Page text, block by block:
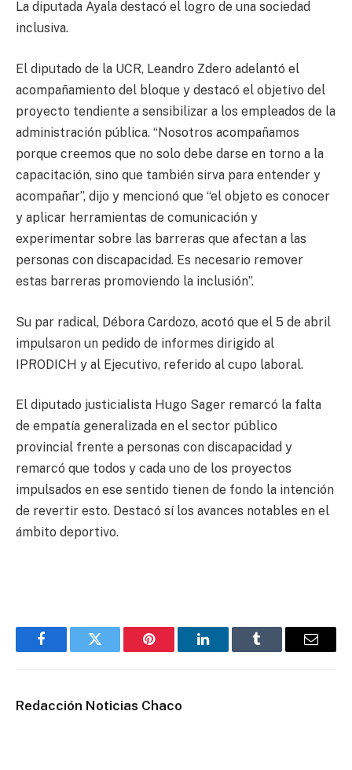
La diputada Ayala destacó el logro de una sociedad
inclusiva.
El diputado de la UCR, Leandro Zdero adelantó el
acompañamiento del bloque y destacó el objetivo del
proyecto tendiente a sensibilizar a los empleados de la
administración pública. “Nosotros acompañamos
porque creemos que no solo debe darse en torno a la
capacitación, sino que también sirva para entender y
acompañar”, dijo y mencionó que “el objeto es conocer
y aplicar herramientas de comunicación y
experimentar sobre las barreras que afectan a las
personas con discapacidad. Es necesario remover
estas barreras promoviendo la inclusión”.
Su par radical, Débora Cardozo, acotó que el 5 de abril
impulsaron un pedido de informes dirigido al
IPRODICH y al Ejecutivo, referido al cupo laboral.
El diputado justicialista Hugo Sager remarcó la falta
de empatía generalizada en el sector público
provincial frente a personas con discapacidad y
remarcó que todos y cada uno de los proyectos
impulsados en ese sentido tienen de fondo la intención
de revertir esto. Destacó sí los avances notables en el
ámbito deportivo.
FacebookTwitter Pinterest LinkedInTumblr Email
Redacción Noticias Chaco